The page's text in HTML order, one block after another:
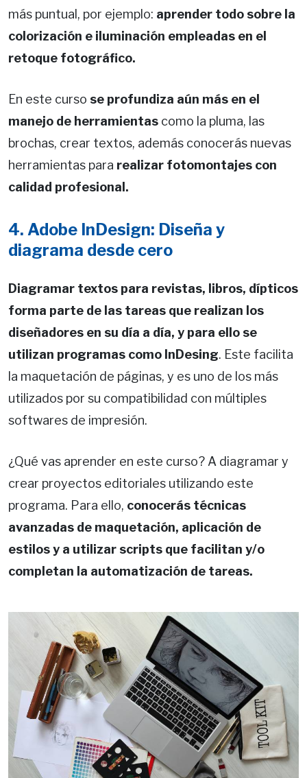
más puntual, por ejemplo: aprender todo sobre la
colorización e iluminación empleadas en el
retoque fotográfico.
En este curso se profundiza aún más en el
manejo de herramientas como la pluma, las
brochas, crear textos, además conocerás nuevas
herramientas para realizar fotomontajes con
calidad profesional.
4. Adobe InDesign: Diseña y
diagrama desde cero
Diagramar textos para revistas, libros, dípticos
forma parte de las tareas que realizan los
diseñadores en su día a día, y para ello se
utilizan programas como InDesing. Este facilita
la maquetación de páginas, y es uno de los más
utilizados por su compatibilidad con múltiples
softwares de impresión.
¿Qué vas aprender en este curso? A diagramar y
crear proyectos editoriales utilizando este
programa. Para ello, conocerás técnicas
avanzadas de maquetación, aplicación de
estilos y a utilizar scripts que facilitan y/o
completan la automatización de tareas.